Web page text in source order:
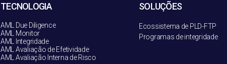
TECNOLOGIA
AML Due Diligence
AML Monitor
AML Integridade
AML Avaliação de Efetividade
AML Avaliação Interna de Risco
SOLUÇÕES
Ecossistema de PLD-FTP
Programas de integridade